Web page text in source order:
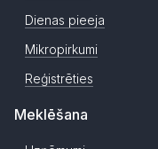
Dienas pieeja
Mikropirkumi
Reģistrēties
Meklēšana